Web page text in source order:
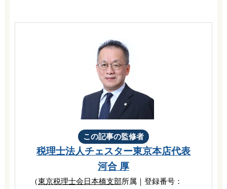
この記事の監修者
税理士法人チェスター東京本店代表
河合 厚
（東京税理士会日本橋支部所属｜登録番号：